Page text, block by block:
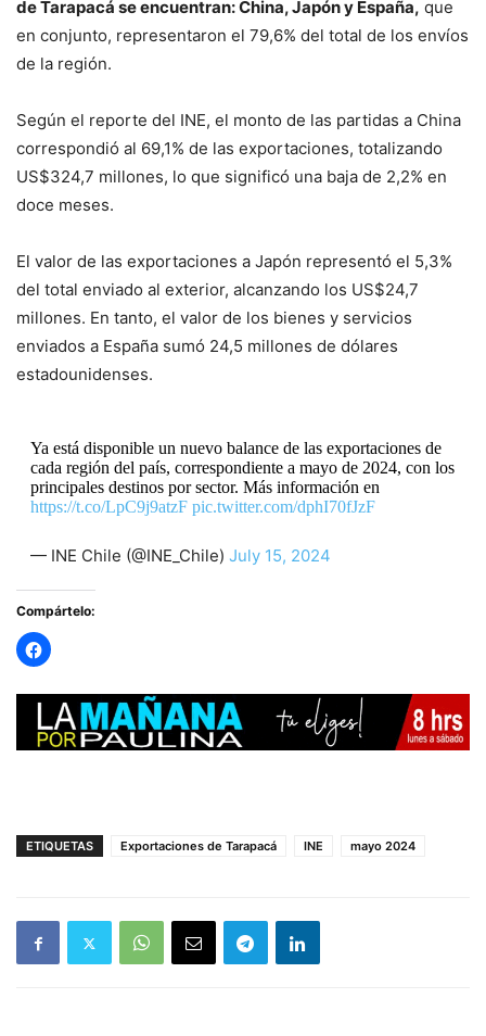
de Tarapacá se encuentran: China, Japón y España, que
en conjunto, representaron el 79,6% del total de los envíos
de la región.
Según el reporte del INE, el monto de las partidas a China
correspondió al 69,1% de las exportaciones, totalizando
US$324,7 millones, lo que significó una baja de 2,2% en
doce meses.
El valor de las exportaciones a Japón representó el 5,3%
del total enviado al exterior, alcanzando los US$24,7
millones. En tanto, el valor de los bienes y servicios
enviados a España sumó 24,5 millones de dólares
estadounidenses.
Ya está disponible un nuevo balance de las exportaciones de
cada región del país, correspondiente a mayo de 2024, con los
principales destinos por sector. Más información en
https://t.co/LpC9j9atzF pic.twitter.com/dphI70fJzF
— INE Chile (@INE_Chile) July 15, 2024
Compártelo:
ETIQUETAS Exportaciones de Tarapacá INE mayo 2024